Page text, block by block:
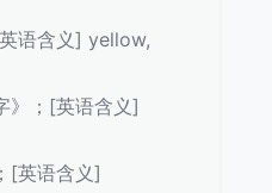
语含义] yellow,
》；[英语含义]
[英语含义]